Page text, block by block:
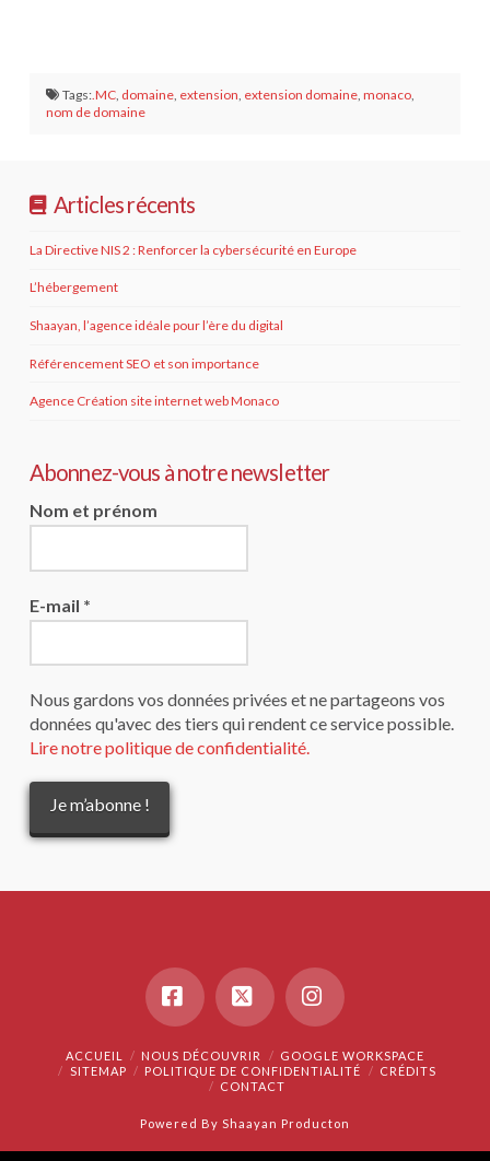
Tags: .MC domaine extension extension domaine ,monaco
nom de domaine
Articles récents
La Directive NIS 2 : Renforcer la cybersécurité en Europe
L’hébergement
Shaayan, l’agence idéale pour l’ère du digital
Référencement SEO et son importance
Agence Création site internet web Monaco
Abonnez-vous à notre newsletter
Nom et prénom
E-mail *
Nous gardons vos données privées et ne partageons vos
données qu'avec des tiers qui rendent ce service possible.
Lire notre politique de confidentialité.
Facebook
X Instagram
ACCUEIL NOUS DÉCOUVRIR
GOOGLE WORKSPACE
SITEMAP
POLITIQUE DE CONFIDENTIALITÉ
CRÉDITS
CONTACT
Powered By Shaayan Producton